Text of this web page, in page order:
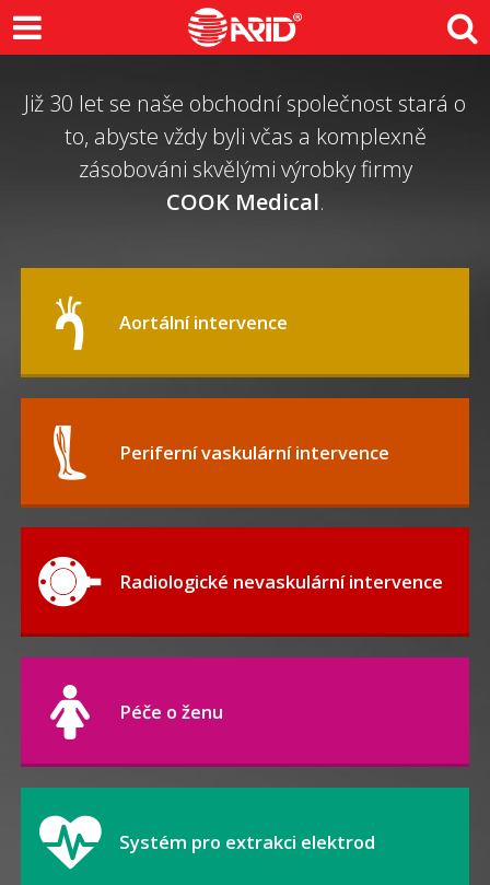
Zásobujeme
vás
výrobky
COOK
Medical
Již 30 let se naše obchodní společnost stará o
to, abyste vždy byli včas a komplexně
zásobováni skvělými výrobky firmy
COOK Medical.
Aortální intervence
Periferní vaskulární intervence
Radiologické nevaskulární intervence
Péče o ženu
Systém pro extrakci elektrod